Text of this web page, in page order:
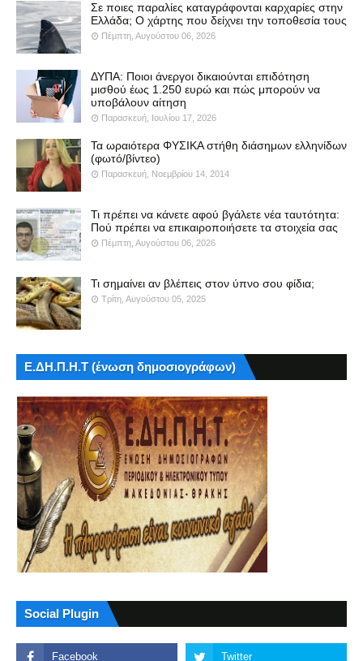
Σε ποιες παραλίες καταγράφονται καρχαρίες στην
Ελλάδα; Ο χάρτης που δείχνει την τοποθεσία τους
Πέμπτη, Αυγούστου 06, 2026
ΔΥΠΑ: Ποιοι άνεργοι δικαιούνται επιδότηση
μισθού έως 1.250 ευρώ και πώς μπορούν να
υποβάλουν αίτηση
Παρασκευή, Ιουλίου 17, 2026
Τα ωραιότερα ΦΥΣΙΚΑ στήθη διάσημων ελληνίδων
(φωτό/βίντεο)
Παρασκευή, Νοεμβρίου 14, 2014
Τι πρέπει να κάνετε αφού βγάλετε νέα ταυτότητα:
Πού πρέπει να επικαιροποιήσετε τα στοιχεία σας
Πέμπτη, Αυγούστου 06, 2026
Τι σημαίνει αν βλέπεις στον ύπνο σου φίδια;
Τρίτη, Αυγούστου 05, 2025
Ε.ΔΗ.Π.Η.Τ (ένωση δημοσιογράφων)
Social Plugin